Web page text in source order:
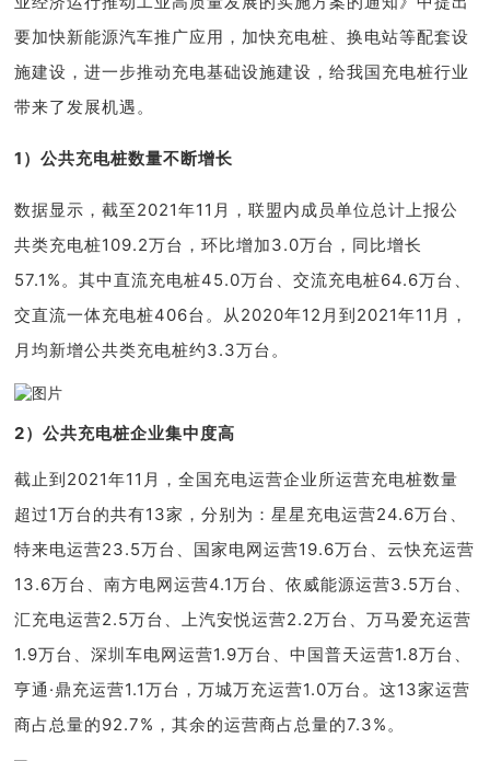
要加快新能源汽车推广应用，加快充电桩、换电站等配套设
施建设，进一步推动充电基础设施建设，给我国充电桩行业
带来了发展机遇。
1）公共充电桩数量不断增长
数据显示，截至2021年11月，联盟内成员单位总计上报公
共类充电桩109.2万台，环比增加3.0万台，同比增长
57.1%。其中直流充电桩45.0万台、交流充电桩64.6万台、
交直流一体充电桩406台。从2020年12月到2021年11月，
月均新增公共类充电桩约3.3万台。
2）公共充电桩企业集中度高
截止到2021年11月，全国充电运营企业所运营充电桩数量
超过1万台的共有13家，分别为：星星充电运营24.6万台、
特来电运营23.5万台、国家电网运营19.6万台、云快充运营
13.6万台、南方电网运营4.1万台、依威能源运营3.5万台、
汇充电运营2.5万台、上汽安悦运营2.2万台、万马爱充运营
1.9万台、深圳车电网运营1.9万台、中国普天运营1.8万台、
亨通·鼎充运营1.1万台，万城万充运营1.0万台。这13家运营
商占总量的92.7%，其余的运营商占总量的7.3%。